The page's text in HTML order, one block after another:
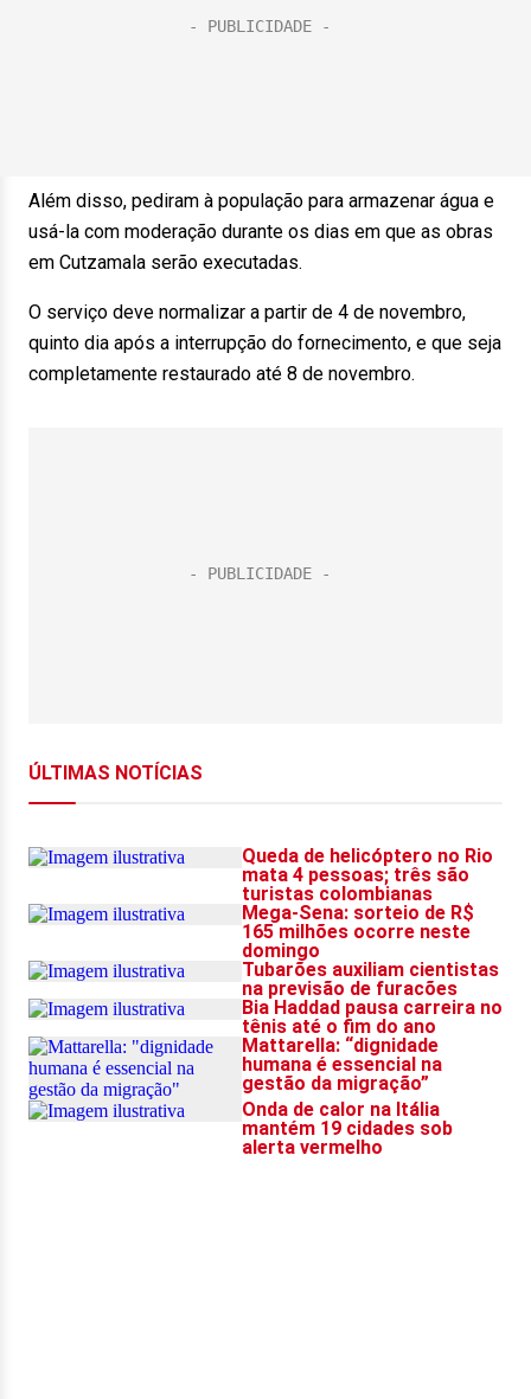
Além disso, pediram à população para armazenar água e
usá-la com moderação durante os dias em que as obras
em Cutzamala serão executadas.
O serviço deve normalizar a partir de 4 de novembro,
quinto dia após a interrupção do fornecimento, e que seja
completamente restaurado até 8 de novembro.